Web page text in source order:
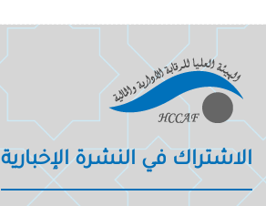
الاشتراك في النشرة الإخبارية